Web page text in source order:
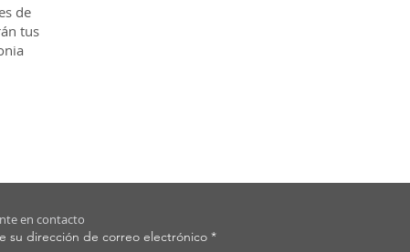
de
tus
en contacto
su dirección de correo electrónico